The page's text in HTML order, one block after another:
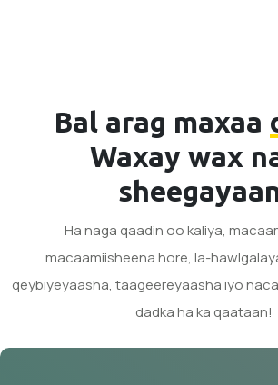
Bal arag maxaa
Waxay wax
Ha naga qaadin oo kaliya,
macaamiisheena hore, la-
qeybiyeyaasha, taageereyaasha iyo
dadka ha ka qaataan!